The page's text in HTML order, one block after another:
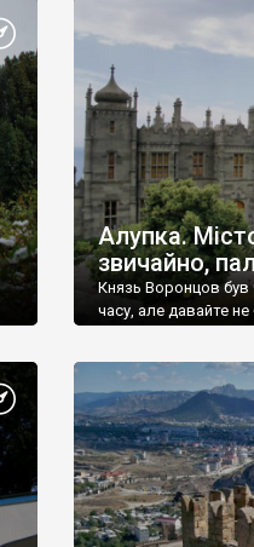
Алупка.
звичайно,
Князь Воронцов
часу, але давайте